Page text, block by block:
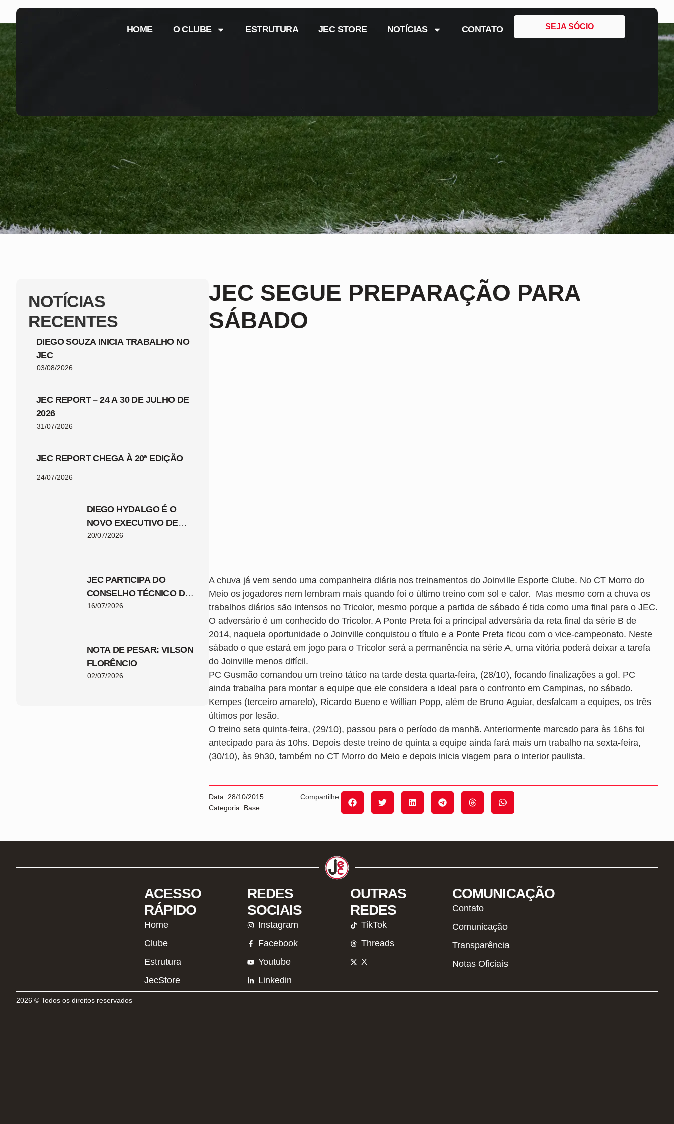
HOME O CLUBE ESTRUTURA JEC STORE NOTÍCIAS CONTATO SEJA SÓCIO
NOTÍCIAS
RECENTES
DIEGO SOUZA INICIA TRABALHO NO
JEC
03/08/2026
JEC REPORT – 24 A 30 DE JULHO DE
2026
31/07/2026
JEC REPORT CHEGA À 20ª EDIÇÃO
24/07/2026
DIEGO HYDALGO É O
NOVO EXECUTIVO DE
FUTEBOL DO JEC
20/07/2026
JEC PARTICIPA DO
CONSELHO TÉCNICO DA
COPA SANTA CATARINA
16/07/2026
NOTA DE PESAR: VILSON
FLORÊNCIO
02/07/2026
JEC SEGUE PREPARAÇÃO PARA
SÁBADO
A chuva já vem sendo uma companheira diária nos treinamentos do Joinville Esporte Clube. No CT Morro do
Meio os jogadores nem lembram mais quando foi o último treino com sol e calor. Mas mesmo com a chuva os
trabalhos diários são intensos no Tricolor, mesmo porque a partida de sábado é tida como uma final para o JEC.
O adversário é um conhecido do Tricolor. A Ponte Preta foi a principal adversária da reta final da série B de
2014, naquela oportunidade o Joinville conquistou o título e a Ponte Preta ficou com o vice-campeonato. Neste
sábado o que estará em jogo para o Tricolor será a permanência na série A, uma vitória poderá deixar a tarefa
do Joinville menos difícil.
PC Gusmão comandou um treino tático na tarde desta quarta-feira, (28/10), focando finalizações a gol. PC
ainda trabalha para montar a equipe que ele considera a ideal para o confronto em Campinas, no sábado.
Kempes (terceiro amarelo), Ricardo Bueno e Willian Popp, além de Bruno Aguiar, desfalcam a equipes, os três
últimos por lesão.
O treino seta quinta-feira, (29/10), passou para o período da manhã. Anteriormente marcado para às 16hs foi
antecipado para às 10hs. Depois deste treino de quinta a equipe ainda fará mais um trabalho na sexta-feira,
(30/10), às 9h30, também no CT Morro do Meio e depois inicia viagem para o interior paulista.
Data: 28/10/2015
Categoria: Base
Compartilhe:
ACESSO
RÁPIDO
Home
Clube
Estrutura
JecStore
REDES
SOCIAIS
Instagram
Facebook
Youtube
Linkedin
OUTRAS
REDES
TikTok
Threads
X
COMUNICAÇÃO
Contato
Comunicação
Transparência
Notas Oficiais
2026 © Todos os direitos reservados